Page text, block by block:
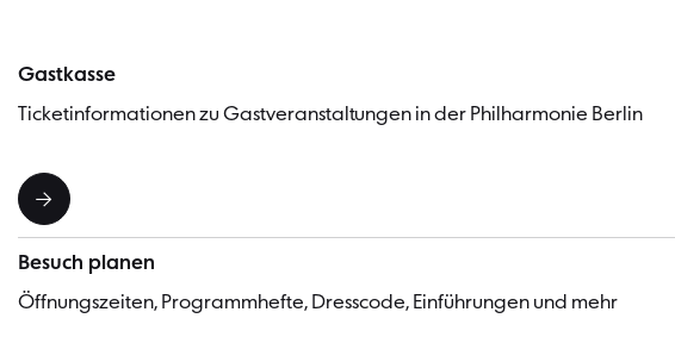
Gastkasse
Ticketinformationen zu Gastveranstaltungen in der Philharmonie Berlin
Besuch planen
Öffnungszeiten, Programmhefte, Dresscode, Einführungen und mehr